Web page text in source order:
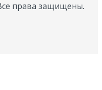
права защищены.